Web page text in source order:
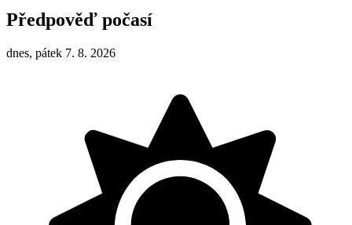
Předpověď počasí
dnes, pátek 7. 8. 2026